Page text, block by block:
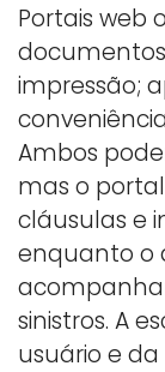
Portais web
impressão;
Ambos
mas o
cláusulas e
enquanto o
sinistros. A
usuário e